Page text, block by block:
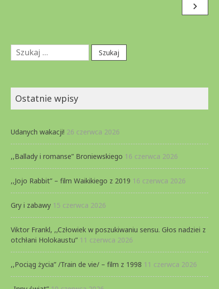
navigate_next
Szukaj:
Ostatnie wpisy
Udanych wakacji! 26 czerwca 2026
,,Ballady i romanse” Broniewskiego 16 czerwca 2026
,,Jojo Rabbit” – film Waikikiego z 2019 16 czerwca 2026
Gry i zabawy 15 czerwca 2026
Viktor Frankl, ,,Człowiek w poszukiwaniu sensu. Głos nadziei z
otchłani Holokaustu” 11 czerwca 2026
,,Pociąg życia” /Train de vie/ – film z 1998 11 czerwca 2026